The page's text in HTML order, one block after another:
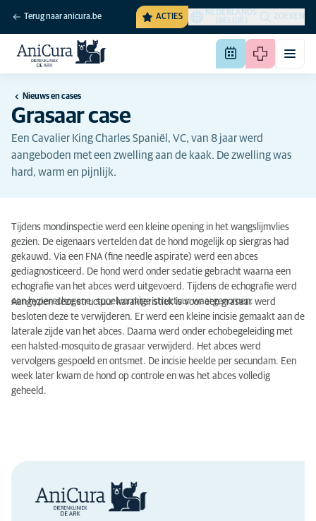
Terug naar anicura.be ACTIES
NEDERLANDS
(BELGIË)
ZOEKEN
Nieuws en cases
Grasaar case
Een Cavalier King Charles Spaniël, VC, van 8 jaar werd
aangeboden met een zwelling aan de kaak. De zwelling was
hard, warm en pijnlijk.
Tijdens mondinspectie werd een kleine opening in het wangslijmvlies
gezien. De eigenaars vertelden dat de hond mogelijk op siergras had
gekauwd. Via een FNA(fine needle aspirate) werd een abces
gediagnosticeerd. De hond werd onder sedatie gebracht waarna een
echografie van het abces werd uitgevoerd. Tijdens de echografie werd
eenhyperechogene, spoelvormige structuur waargenomen.
Aangezien deze structuur karakteristiek is voor eengrasaar werd
besloten deze te verwijderen. Er werd een kleine incisie gemaakt aan de
laterale zijde van het abces. Daarna werd onder echobegeleiding met
een halsted-mosquito de grasaar verwijderd. Het abces werd
vervolgens gespoeld en ontsmet. De incisie heelde per secundam. Een
week later kwam de hond op controle en was het abces volledig
geheeld.